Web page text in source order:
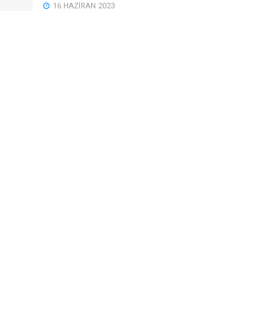
16 HAZIRAN 2023